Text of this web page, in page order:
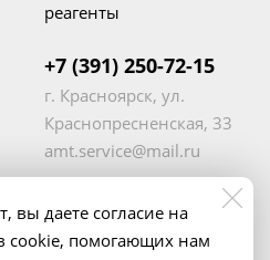
вы даете согласие на
cookie, помогающих нам
реагенты
+7 (391) 250-72-15
г. Красноярск, ул.
Краснопресненская, 33
amt.service@mail.ru